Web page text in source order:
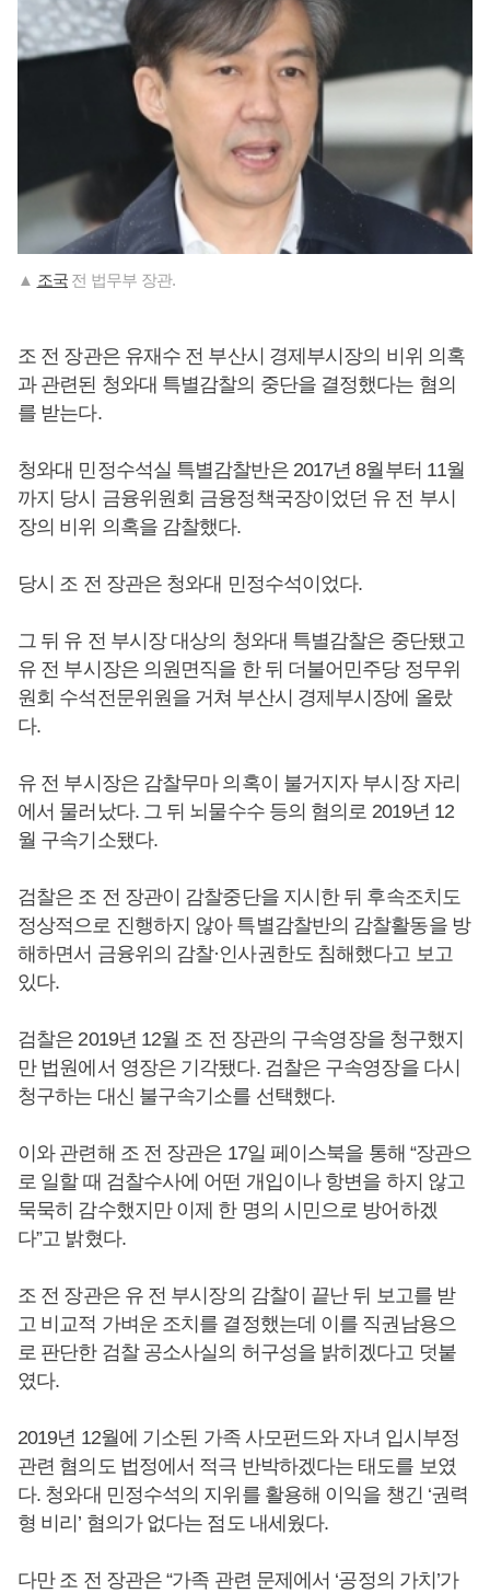
▲ 조국 전 법무부 장관.
조 전 장관은 유재수 전 부산시 경제부시장의 비위 의혹
과 관련된 청와대 특별감찰의 중단을 결정했다는 혐의
를 받는다.
청와대 민정수석실 특별감찰반은 2017년 8월부터 11월
까지 당시 금융위원회 금융정책국장이었던 유 전 부시
장의 비위 의혹을 감찰했다.
당시 조 전 장관은 청와대 민정수석이었다.
그 뒤 유 전 부시장 대상의 청와대 특별감찰은 중단됐고
유 전 부시장은 의원면직을 한 뒤 더불어민주당 정무위
원회 수석전문위원을 거쳐 부산시 경제부시장에 올랐
다.
유 전 부시장은 감찰무마 의혹이 불거지자 부시장 자리
에서 물러났다. 그 뒤 뇌물수수 등의 혐의로 2019년 12
월 구속기소됐다.
검찰은 조 전 장관이 감찰중단을 지시한 뒤 후속조치도
정상적으로 진행하지 않아 특별감찰반의 감찰활동을 방
해하면서 금융위의 감찰·인사권한도 침해했다고 보고
있다.
검찰은 2019년 12월 조 전 장관의 구속영장을 청구했지
만 법원에서 영장은 기각됐다. 검찰은 구속영장을 다시
청구하는 대신 불구속기소를 선택했다.
이와 관련해 조 전 장관은 17일 페이스북을 통해 “장관으
로 일할 때 검찰수사에 어떤 개입이나 항변을 하지 않고
묵묵히 감수했지만 이제 한 명의 시민으로 방어하겠
다”고 밝혔다.
조 전 장관은 유 전 부시장의 감찰이 끝난 뒤 보고를 받
고 비교적 가벼운 조치를 결정했는데 이를 직권남용으
로 판단한 검찰 공소사실의 허구성을 밝히겠다고 덧붙
였다.
2019년 12월에 기소된 가족 사모펀드와 자녀 입시부정
관련 혐의도 법정에서 적극 반박하겠다는 태도를 보였
다. 청와대 민정수석의 지위를 활용해 이익을 챙긴 ‘권력
형 비리’ 혐의가 없다는 점도 내세웠다.
다만 조 전 장관은 “가족 관련 문제에서 ‘공정의 가치’가